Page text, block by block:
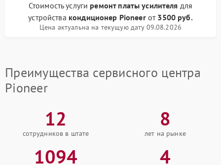
Стоимость услуги ремонт платы усилителя для
устройства кондиционер Pioneerот 3500 руб.
Цена актуальна на текущую дату 09.08.2026
Преимущества сервисного центра
Pioneer
12
сотрудников в штате
8
лет на рынке
1094 4